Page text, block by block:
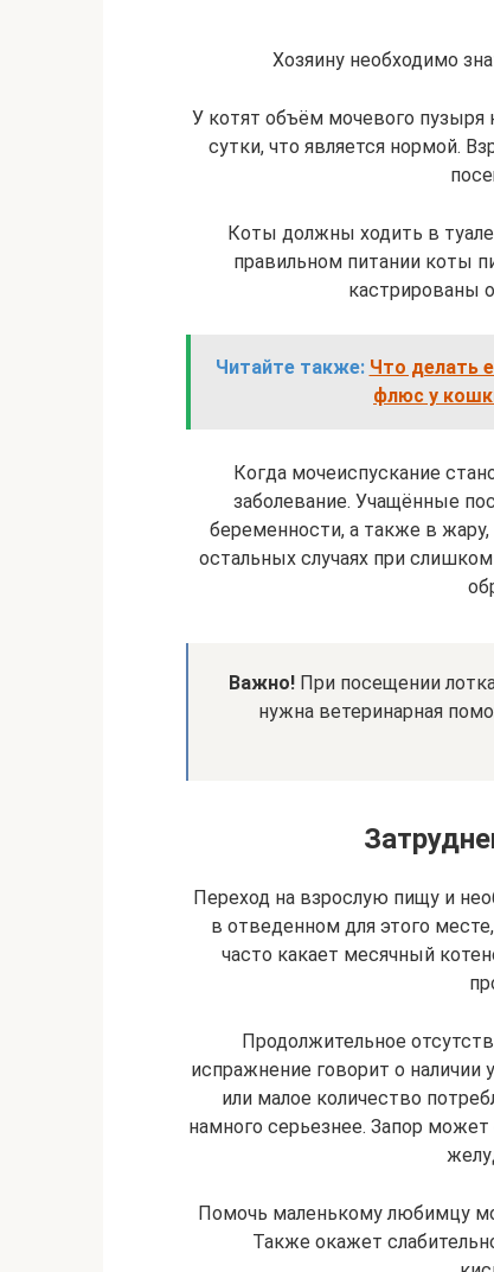
Хозяину необходимо
У котят объём мочевого пузыря
сутки, что является нормой.
Коты должны ходить в
правильном питании коты
кастрированы
Читайте также: Что делать
флюс у
Когда мочеиспускание
заболевание. Учащённые
беременности, а также в
остальных случаях при
Важно!При посещении
нужна ветеринарная
Переход на взрослую пищу и
в отведенном для этого
часто какает месячный
Продолжительное
испражнение говорит о наличии
или малое количество
намного серьезнее. Запор
Помочь маленькому любимцу
Также окажет